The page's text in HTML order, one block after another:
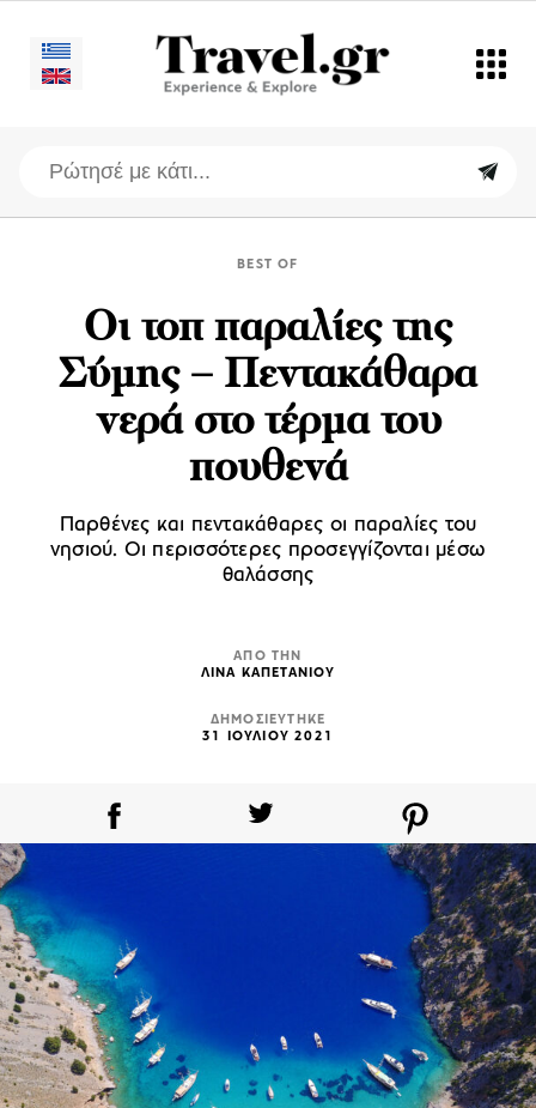
BEST OF
Οι τοπ παραλίες της
Σύμης – Πεντακάθαρα
νερά στο τέρμα του
πουθενά
Παρθένες και πεντακάθαρες οι παραλίες του
νησιού. Οι περισσότερες προσεγγίζονται μέσω
θαλάσσης
ΑΠΟ ΤΗΝ
ΛΙΝΑ ΚΑΠΕΤΑΝΙΟΥ
ΔΗΜΟΣΙΕΥΤΗΚΕ
31 ΙΟΥΛΙΟΥ 2021